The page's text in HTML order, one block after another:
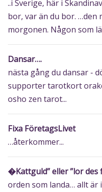
..i Sverige, här i
bor, var än du bor. …den
morgonen. Någon som
Dansar….
nästa gång du dansar -
supporter tarotkort
osho zen tarot...
Fixa FöretagsLivet
…återkommer...
�Kattguld” eller ”lor des
orden som landa… allt är